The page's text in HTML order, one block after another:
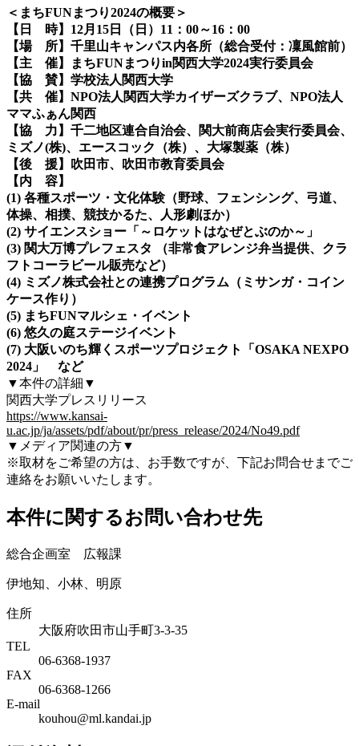
＜まちFUNまつり2024の概要＞
【日 時】12月15日（日）11：00～16：00
【場 所】千里山キャンパス内各所（総合受付：凜風館前）
【主 催】まちFUNまつりin関西大学2024実行委員会
【協 賛】学校法人関西大学
【共 催】NPO法人関西大学カイザーズクラブ、NPO法人
ママふぁん関西
【協 力】千二地区連合自治会、関大前商店会実行委員会、
ミズノ(株)、エースコック（株）、大塚製薬（株）
【後 援】吹田市、吹田市教育委員会
【内 容】
(1) 各種スポーツ・文化体験（野球、フェンシング、弓道、
体操、相撲、競技かるた、人形劇ほか）
(2) サイエンスショー「～ロケットはなぜとぶのか～」
(3) 関大万博プレフェスタ （非常食アレンジ弁当提供、クラ
フトコーラビール販売など）
(4) ミズノ株式会社との連携プログラム（ミサンガ・コイン
ケース作り）
(5) まちFUNマルシェ・イベント
(6) 悠久の庭ステージイベント
(7) 大阪いのち輝くスポーツプロジェクト「OSAKA NEXPO
2024」 など
▼本件の詳細▼
関西大学プレスリリース
https://www.kansai-
u.ac.jp/ja/assets/pdf/about/pr/press_release/2024/No49.pdf
▼メディア関連の方▼
※取材をご希望の方は、お手数ですが、下記お問合せまでご
連絡をお願いいたします。
本件に関するお問い合わせ先
総合企画室 広報課
伊地知、小林、明原
住所
大阪府吹田市山手町3-3-35
TEL
06-6368-1937
FAX
06-6368-1266
E-mail
kouhou@ml.kandai.jp